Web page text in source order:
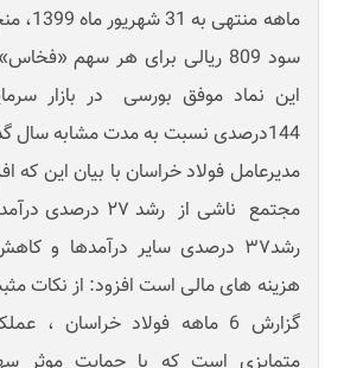
ماهه
سود 809 ریالی برای هر سهم
این نماد موفق بورسی در بازار
144درصدی نسبت به مدت مشابه سال گذشته بود.
مدیرعامل فولاد خراسان با بیان این
مجتمع ناشی از رشد ٢٧
هزینه های مالی است افزود: از نکات
گزارش 6 ماهه فولاد خراسان ،